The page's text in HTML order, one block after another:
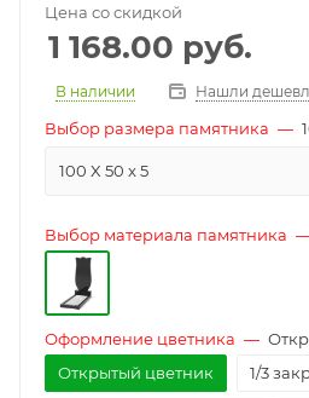
Цена со скидкой
1 168.00 руб.
В наличии Нашли
Выбор размера памятника —
100 X 50 x 5
Выбор материала памятника
Оформление цветника —
Открытый цветник
1/3